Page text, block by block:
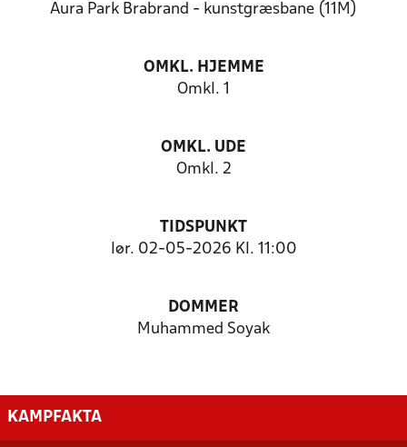
Aura Park Brabrand - kunstgræsbane (11M)
OMKL. HJEMME
Omkl. 1
OMKL. UDE
Omkl. 2
TIDSPUNKT
lør. 02-05-2026 Kl. 11:00
DOMMER
Muhammed Soyak
KAMPFAKTA